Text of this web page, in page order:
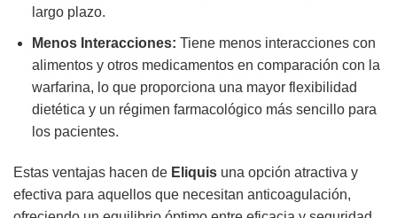
largo plazo.
Menos Interacciones: Tiene menos interacciones con
alimentos y otros medicamentos en comparación con la
warfarina, lo que proporciona una mayor flexibilidad
dietética y un régimen farmacológico más sencillo para
los pacientes.
Estas ventajas hacen de Eliquis una opción atractiva y
efectiva para aquellos que necesitan anticoagulación,